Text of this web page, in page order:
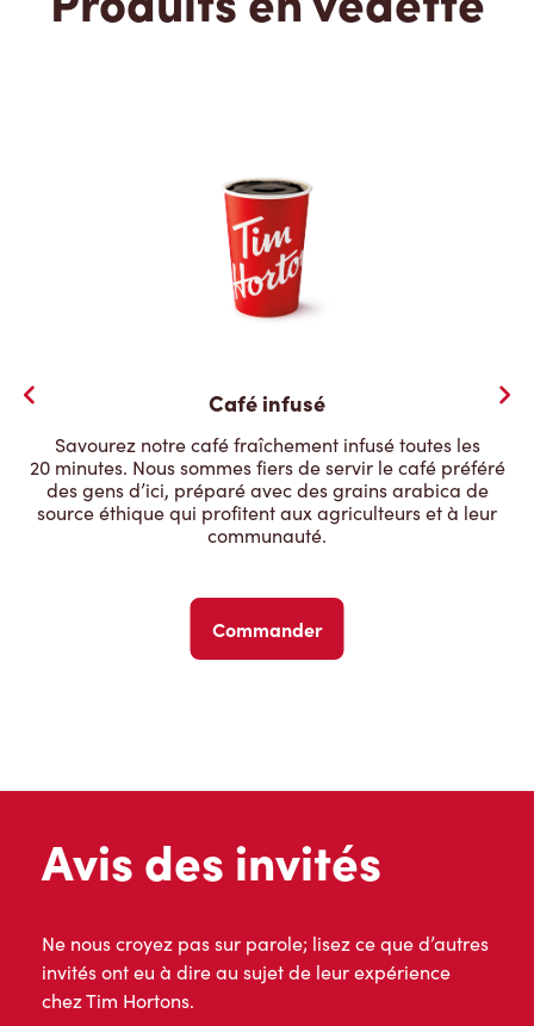
Café infusé
Savourez notre café fraîchement infusé toutes les
20 minutes. Nous sommes fiers de servir le café préféré
des gens d’ici, préparé avec des grains arabica de
source éthique qui profitent aux agriculteurs et à leur
communauté.
Commander
Avis des invités
Ne nous croyez pas sur parole; lisez ce que d’autres
invités ont eu à dire au sujet de leur expérience
chez Tim Hortons.